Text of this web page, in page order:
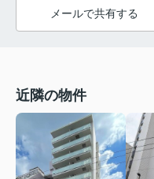
メールで共有する
近隣の物件